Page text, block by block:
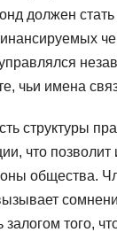
должен
чьи имена
структуры
что позволит
общества.
того,